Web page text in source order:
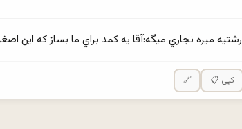
رشتيه ميره نجاري ميگه:‌آقا يه كمد براي ما بساز كه اين اصغرآقا توش نباشه!!! (فرستنده: شايان)
🔗 📋 کپی